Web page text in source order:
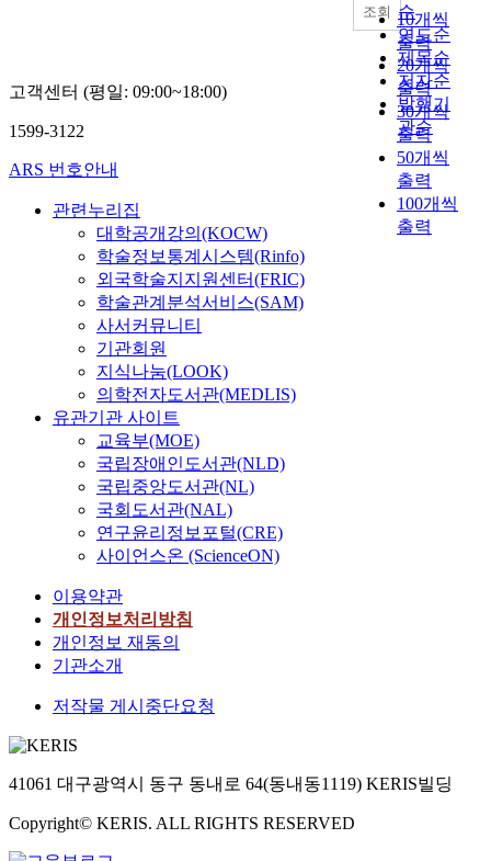
순
연도순
제목순
저자순
발행기
관순
10개씩
출력
20개씩
출력
30개씩
출력
50개씩
출력
100개씩
출력
조회
고객센터 (평일: 09:00~18:00)
1599-3122
ARS 번호안내
관련누리집
대학공개강의(KOCW)
학술정보통계시스템(Rinfo)
외국학술지지원센터(FRIC)
학술관계분석서비스(SAM)
사서커뮤니티
기관회원
지식나눔(LOOK)
의학전자도서관(MEDLIS)
유관기관 사이트
교육부(MOE)
국립장애인도서관(NLD)
국립중앙도서관(NL)
국회도서관(NAL)
연구윤리정보포털(CRE)
사이언스온 (ScienceON)
이용약관
개인정보처리방침
개인정보 재동의
기관소개
저작물 게시중단요청
41061 대구광역시 동구 동내로 64(동내동1119) KERIS빌딩
Copyright© KERIS. ALL RIGHTS RESERVED